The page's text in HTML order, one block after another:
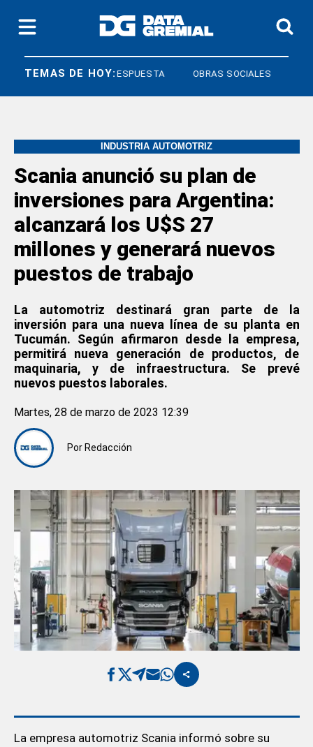
TEMAS DE HOY:
DERECHO A RESPUESTA OBRAS SOCIALES
INDUSTRIA AUTOMOTRIZ
Scania anunció su plan de
inversiones para Argentina:
alcanzará los U$S 27
millones y generará nuevos
puestos de trabajo
La automotriz destinará gran parte de la
inversión para una nueva línea de su planta en
Tucumán. Según afirmaron desde la empresa,
permitirá nueva generación de productos, de
maquinaria, y de infraestructura. Se prevé
nuevos puestos laborales.
Por Redacción
Martes, 28 de marzo de 2023 12:39
La empresa automotriz Scania informó sobre su